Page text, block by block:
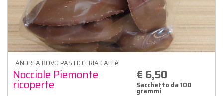
ANDREA BOVO PASTICCERIA CAFFè
Nocciole Piemonte
ricoperte
€ 6,50
Sacchetto da 100
grammi